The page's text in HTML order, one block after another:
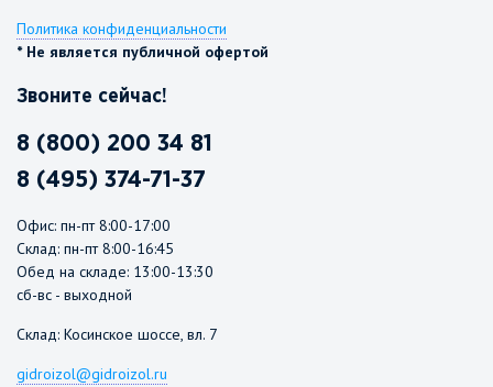
Политика конфиденциальности
* Не является публичной офертой
Звоните сейчас!
8 (800) 200 34 81
8 (495) 374-71-37
Офис: пн-пт 8:00-17:00
Склад: пн-пт 8:00-16:45
Обед на складе: 13:00-13:30
сб-вс - выходной
Склад: Косинское шоссе, вл. 7
gidroizol@gidroizol.ru